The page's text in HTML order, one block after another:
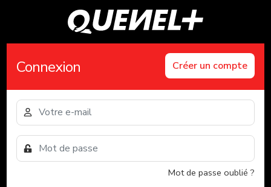
Connexion Créer un compte
Mot de passe oublié ?